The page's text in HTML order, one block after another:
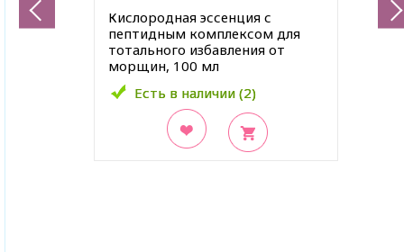
Кислородная эссенция с
пептидным комплексом для
тотального избавления от
морщин, 100 мл
Есть в наличии (2)
Есть в наличии (2)